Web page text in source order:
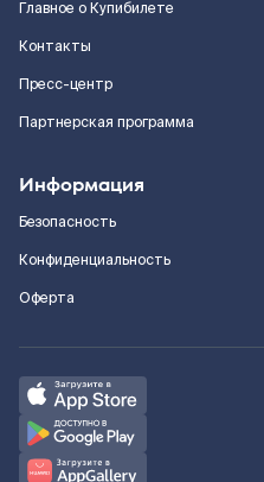
Главное о Купибилете
Контакты
Пресс-центр
Партнерская программа
Информация
Безопасность
Конфиденциальность
Оферта